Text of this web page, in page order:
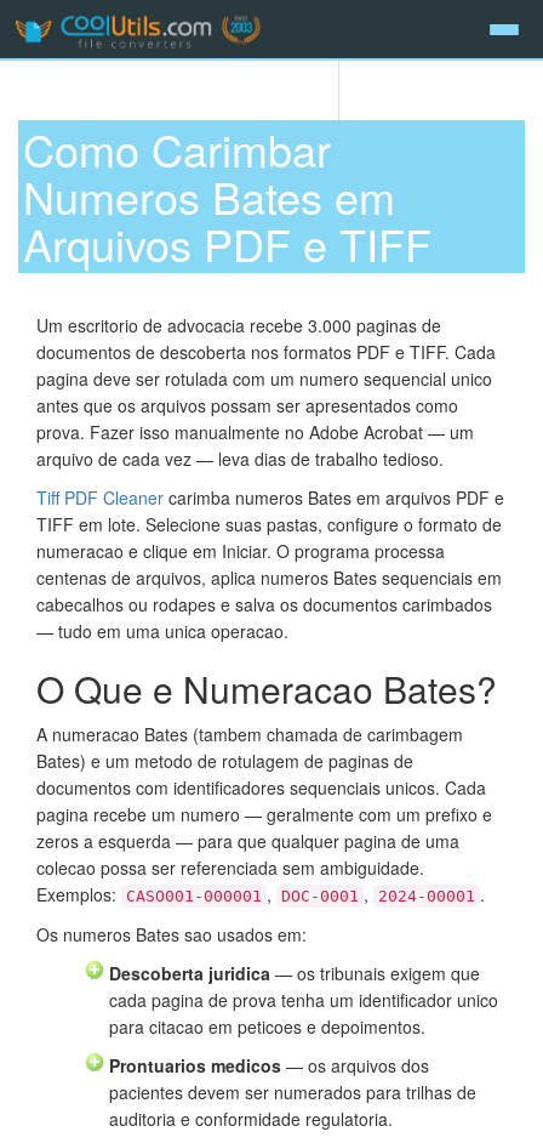
Como Carimbar
Numeros Bates em
Arquivos PDF e TIFF
Um escritorio de advocacia recebe 3.000 paginas de
documentos de descoberta nos formatos PDF e TIFF. Cada
pagina deve ser rotulada com um numero sequencial unico
antes que os arquivos possam ser apresentados como
prova. Fazer isso manualmente no Adobe Acrobat — um
arquivo de cada vez — leva dias de trabalho tedioso.
Tiff PDF Cleaner carimba numeros Bates em arquivos PDF e
TIFF em lote. Selecione suas pastas, configure o formato de
numeracao e clique em Iniciar. O programa processa
centenas de arquivos, aplica numeros Bates sequenciais em
cabecalhos ou rodapes e salva os documentos carimbados
— tudo em uma unica operacao.
O Que e Numeracao Bates?
A numeracao Bates (tambem chamada de carimbagem
Bates) e um metodo de rotulagem de paginas de
documentos com identificadores sequenciais unicos. Cada
pagina recebe um numero — geralmente com um prefixo e
zeros a esquerda — para que qualquer pagina de uma
colecao possa ser referenciada sem ambiguidade.
Exemplos:
CASO001-000001 , DOC-0001 , 2024-00001 .
Os numeros Bates sao usados em:
Descoberta juridica — os tribunais exigem que
cada pagina de prova tenha um identificador unico
para citacao em peticoes e depoimentos.
Prontuarios medicos — os arquivos dos
pacientes devem ser numerados para trilhas de
auditoria e conformidade regulatoria.